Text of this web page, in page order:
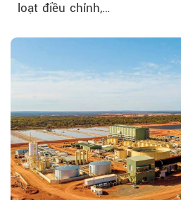
loạt điều chỉnh,…